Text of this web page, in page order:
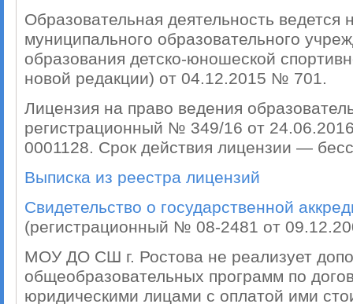
Образовательная деятельность ведется
муниципального образовательного
образования детско-юношеской
новой редакции) от 04.12.2015 № 701.
Лицензия на право ведения
регистрационный № 349/16 от
0001128. Срок действия лицензии —
Выписка из реестра лицензий
Свидетельство о государственной
(регистрационный № 08-2481 от
МОУ ДО СШ г. Ростова не реализует
общеобразовательных программ по
юридическими лицами с оплатой ими